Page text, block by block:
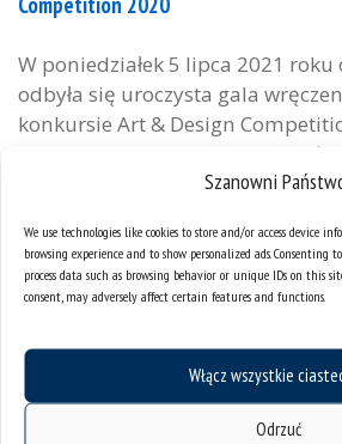
Szanowni
We use technologies like cookies to store and/or access device
browsing experience and to show personalized ads. Consenting
process data such as browsing behavior or unique IDs on this
consent, may adversely affect certain features and functions.
Włącz wszystkie
Odrzuć
W poniedziałek 5 lipca 2021 roku
odbyła się uroczysta gala
konkursie Art & Design
organizowanym w ramach
Konsorcjum Uniwersyteckiego
drugiej edycji konkursu była
współpracy z Uniwersytetem
mogli wziąć udział wyłącznie